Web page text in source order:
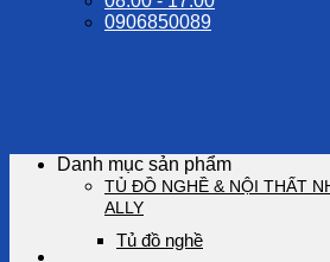
0906850089
Danh mục sản phẩm
TỦ ĐỒ NGHỀ & NỘI THẤT
ALLY
Tủ đồ nghề